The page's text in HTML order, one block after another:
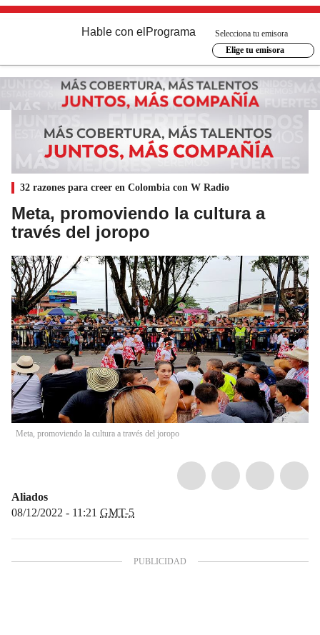
Hable con el Programa
Selecciona tu emisora
Elige tu emisora
32 razones para creer en Colombia con W Radio
Meta, promoviendo la cultura a
través del joropo
Meta, promoviendo la cultura a través del joropo
Aliados
08/12/2022 - 11:21 GMT-5